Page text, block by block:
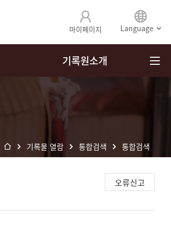
마이페이지 Language
기록원소개
기록물 열람 통합검색 통합검색
오류신고